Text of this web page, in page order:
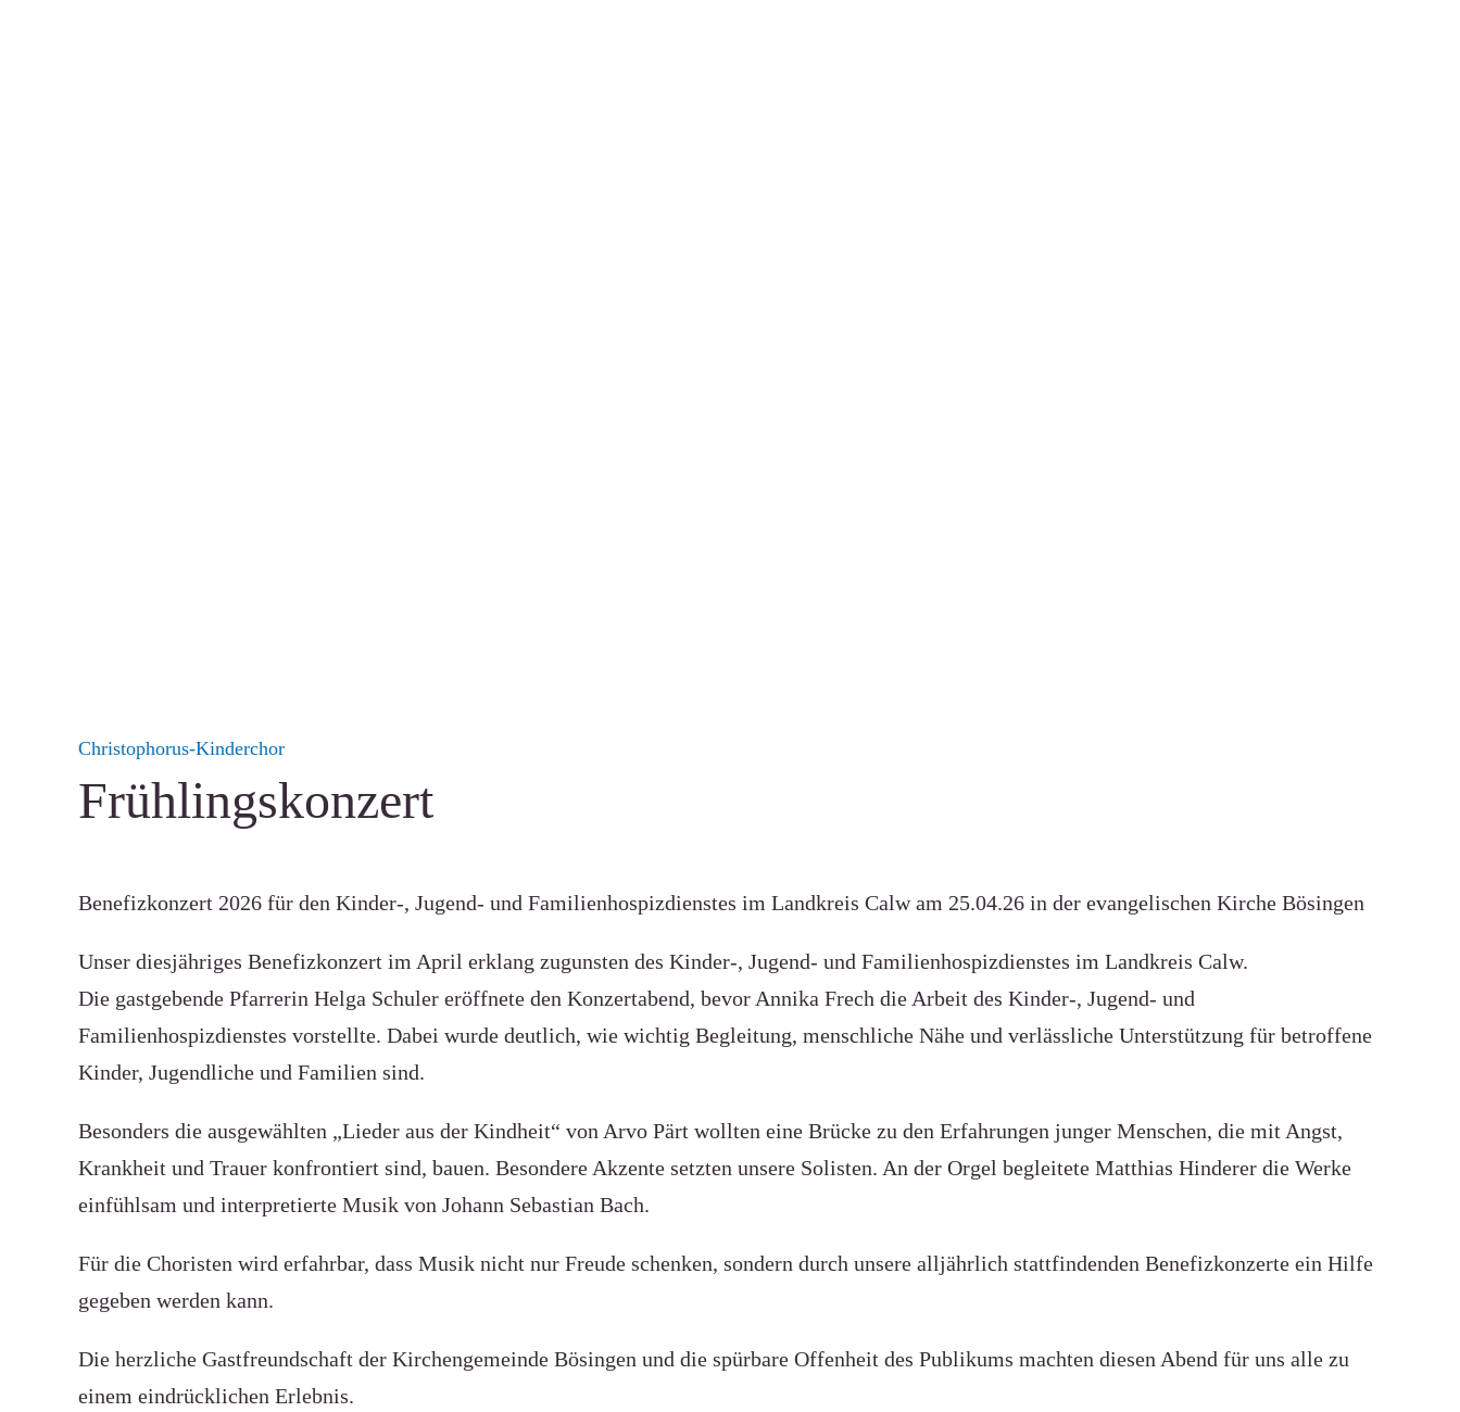
Frühlingskonzert
Christophorus-Kinderchor
Benefizkonzert 2026 für den Kinder-, Jugend- und Familienhospizdienstes im Landkreis Calw am 25.04.26 in der evangelischen Kirche Bösingen
Unser diesjähriges Benefizkonzert im April erklang zugunsten des Kinder-, Jugend- und Familienhospizdienstes im Landkreis Calw.
Die gastgebende Pfarrerin Helga Schuler eröffnete den Konzertabend, bevor Annika Frech die Arbeit des Kinder-, Jugend- und
Familienhospizdienstes vorstellte. Dabei wurde deutlich, wie wichtig Begleitung, menschliche Nähe und verlässliche Unterstützung für betroffene
Kinder, Jugendliche und Familien sind.
Besonders die ausgewählten „Lieder aus der Kindheit“ von Arvo Pärt wollten eine Brücke zu den Erfahrungen junger Menschen, die mit Angst,
Krankheit und Trauer konfrontiert sind, bauen. Besondere Akzente setzten unsere Solisten. An der Orgel begleitete Matthias Hinderer die Werke
einfühlsam und interpretierte Musik von Johann Sebastian Bach.
Für die Choristen wird erfahrbar, dass Musik nicht nur Freude schenken, sondern durch unsere alljährlich stattfindenden Benefizkonzerte ein Hilfe
gegeben werden kann.
Die herzliche Gastfreundschaft der Kirchengemeinde Bösingen und die spürbare Offenheit des Publikums machten diesen Abend für uns alle zu
einem eindrücklichen Erlebnis.